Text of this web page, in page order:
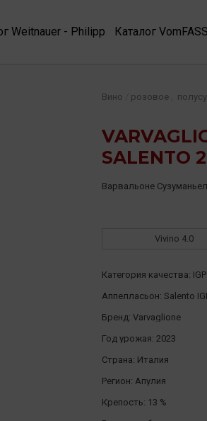
Weitnauer - Philipp Каталог VomFASS
SALENTO
Вино розовое
Варвальоне
Vivino 4.0
Категория качества: IGP
Аппелласьон: Salento
Бренд: Varvaglione
Год урожая: 2023
Страна: Италия
Регион: Апулия
Крепость: 13 %